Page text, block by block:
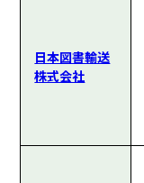
日本図書輸送
株式会社